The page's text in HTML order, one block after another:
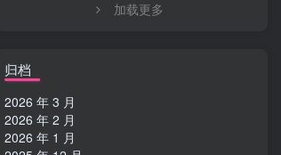
加载更多
归档
2026 年 3 月
2026 年 2 月
2026 年 1 月